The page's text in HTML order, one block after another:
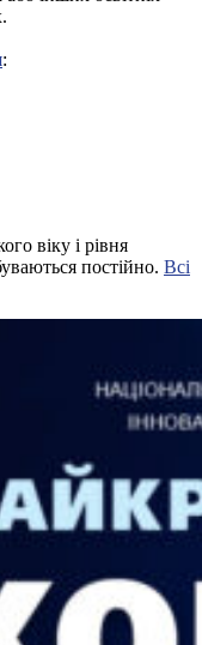
:
віку і рівня
постійно. Всі